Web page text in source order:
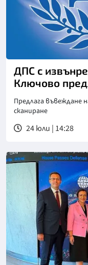
ДПС с
Ключово
Предлага въвеждане
сканиране
24 юли | 14:28